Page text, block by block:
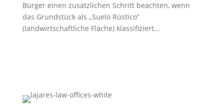
Bürger einen zusätzlichen Schritt beachten, wenn
das Grundstück als „Suelo Rústico”
(landwirtschaftliche Fläche) klassifiziert...